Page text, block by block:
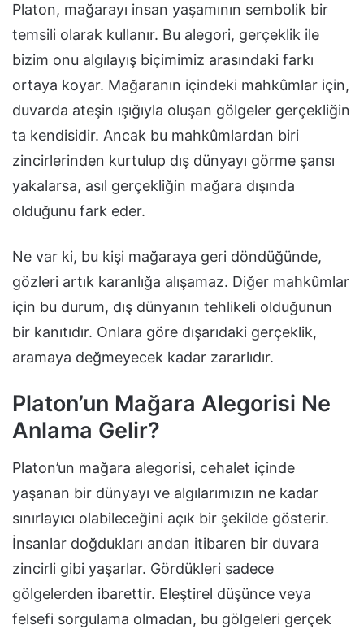
Platon, mağarayı insan yaşamının sembolik bir
temsili olarak kullanır. Bu alegori, gerçeklik ile
bizim onu algılayış biçimimiz arasındaki farkı
ortaya koyar. Mağaranın içindeki mahkûmlar için,
duvarda ateşin ışığıyla oluşan gölgeler gerçekliğin
ta kendisidir. Ancak bu mahkûmlardan biri
zincirlerinden kurtulup dış dünyayı görme şansı
yakalarsa, asıl gerçekliğin mağara dışında
olduğunu fark eder.
Ne var ki, bu kişi mağaraya geri döndüğünde,
gözleri artık karanlığa alışamaz. Diğer mahkûmlar
için bu durum, dış dünyanın tehlikeli olduğunun
bir kanıtıdır. Onlara göre dışarıdaki gerçeklik,
aramaya değmeyecek kadar zararlıdır.
Platon’un Mağara Alegorisi Ne
Anlama Gelir?
Platon’un mağara alegorisi, cehalet içinde
yaşanan bir dünyayı ve algılarımızın ne kadar
sınırlayıcı olabileceğini açık bir şekilde gösterir.
İnsanlar doğdukları andan itibaren bir duvara
zincirli gibi yaşarlar. Gördükleri sadece
gölgelerden ibarettir. Eleştirel düşünce veya
felsefi sorgulama olmadan, bu gölgeleri gerçek